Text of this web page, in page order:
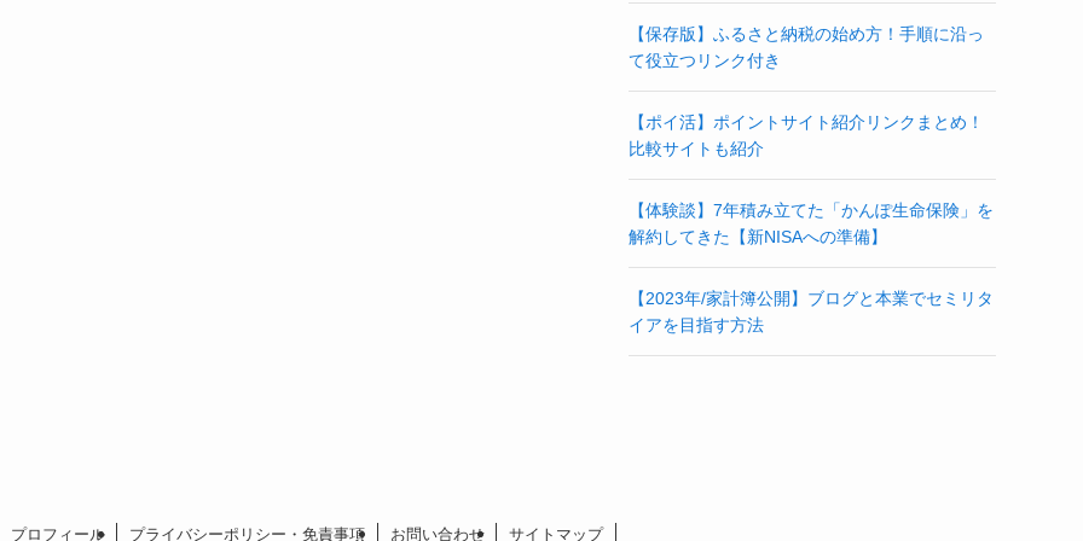
【保存版】ふるさと納税の始め方！手順に沿っ
て役立つリンク付き
【ポイ活】ポイントサイト紹介リンクまとめ！
比較サイトも紹介
【体験談】7年積み立てた「かんぽ生命保険」を
解約してきた【新NISAへの準備】
【2023年/家計簿公開】ブログと本業でセミリタ
イアを目指す方法
プロフィール プライバシーポリシー・免責事項 お問い合わせ サイトマップ